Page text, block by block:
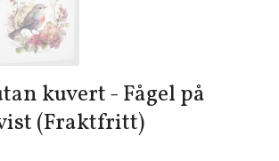
kuvert - Fågel på
(Fraktfritt)